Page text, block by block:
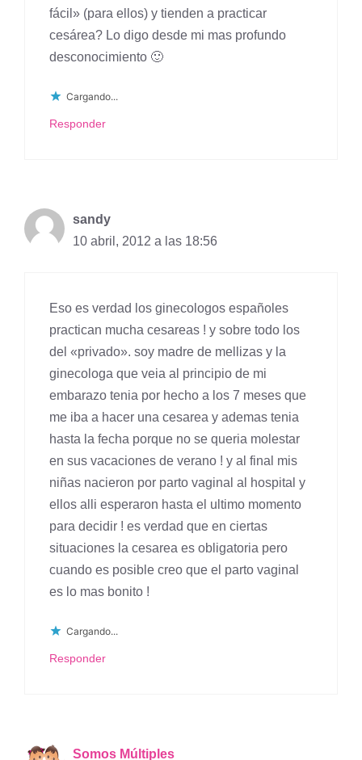
fácil» (para ellos) y tienden a practicar
cesárea? Lo digo desde mi mas profundo
desconocimiento 🙂
Cargando...
Responder
sandy
10 abril, 2012 a las 18:56
Eso es verdad los ginecologos españoles
practican mucha cesareas ! y sobre todo los
del «privado». soy madre de mellizas y la
ginecologa que veia al principio de mi
embarazo tenia por hecho a los 7 meses que
me iba a hacer una cesarea y ademas tenia
hasta la fecha porque no se queria molestar
en sus vacaciones de verano ! y al final mis
niñas nacieron por parto vaginal al hospital y
ellos alli esperaron hasta el ultimo momento
para decidir ! es verdad que en ciertas
situaciones la cesarea es obligatoria pero
cuando es posible creo que el parto vaginal
es lo mas bonito !
Cargando...
Responder
Somos Múltiples